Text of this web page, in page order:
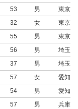
53 男
東京都
32 女
東京都
55 男
東京都
56 男
埼玉県
37 男
埼玉県
57 女
愛知県
54 男
愛知県
57 男
兵庫県